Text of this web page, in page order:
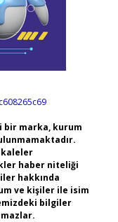
bir marka, kurum
haber niteliği
hakkında
ve kişiler ile isim
bilgiler